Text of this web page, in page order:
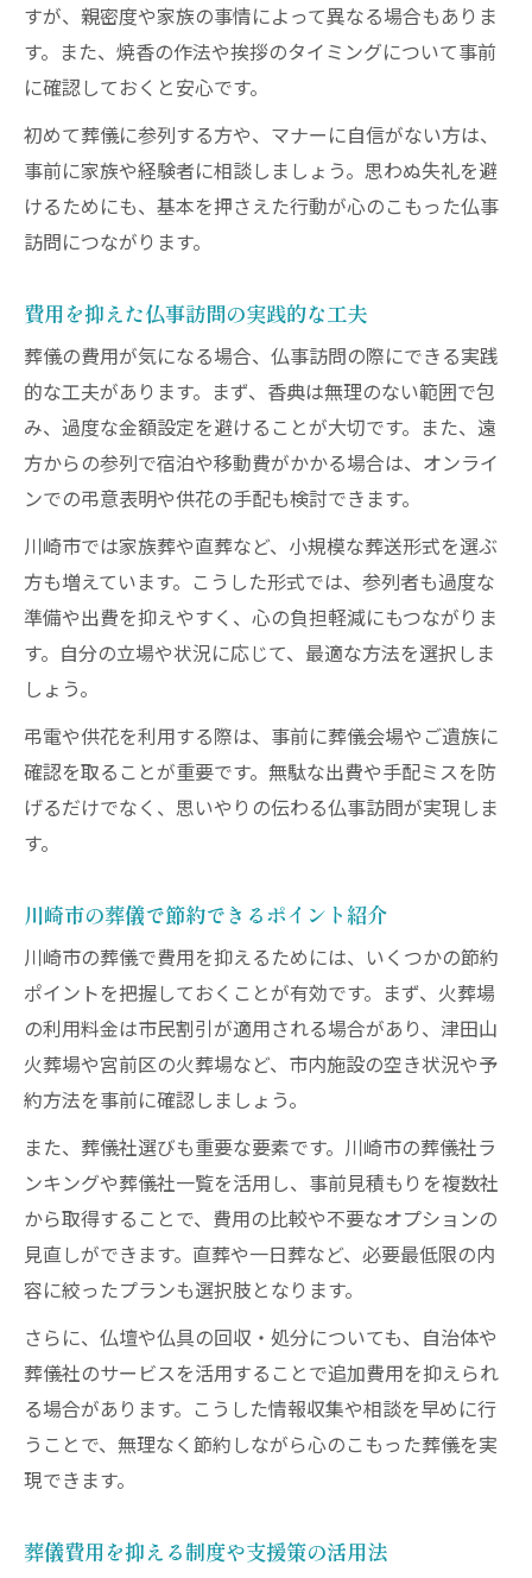
すが、親密度や家族の事情によって異なる場合もありま
す。また、焼香の作法や挨拶のタイミングについて事前
に確認しておくと安心です。
初めて葬儀に参列する方や、マナーに自信がない方は、
事前に家族や経験者に相談しましょう。思わぬ失礼を避
けるためにも、基本を押さえた行動が心のこもった仏事
訪問につながります。
費用を抑えた仏事訪問の実践的な工夫
葬儀の費用が気になる場合、仏事訪問の際にできる実践
的な工夫があります。まず、香典は無理のない範囲で包
み、過度な金額設定を避けることが大切です。また、遠
方からの参列で宿泊や移動費がかかる場合は、オンライ
ンでの弔意表明や供花の手配も検討できます。
川崎市では家族葬や直葬など、小規模な葬送形式を選ぶ
方も増えています。こうした形式では、参列者も過度な
準備や出費を抑えやすく、心の負担軽減にもつながりま
す。自分の立場や状況に応じて、最適な方法を選択しま
しょう。
弔電や供花を利用する際は、事前に葬儀会場やご遺族に
確認を取ることが重要です。無駄な出費や手配ミスを防
げるだけでなく、思いやりの伝わる仏事訪問が実現しま
す。
川崎市の葬儀で節約できるポイント紹介
川崎市の葬儀で費用を抑えるためには、いくつかの節約
ポイントを把握しておくことが有効です。まず、火葬場
の利用料金は市民割引が適用される場合があり、津田山
火葬場や宮前区の火葬場など、市内施設の空き状況や予
約方法を事前に確認しましょう。
また、葬儀社選びも重要な要素です。川崎市の葬儀社ラ
ンキングや葬儀社一覧を活用し、事前見積もりを複数社
から取得することで、費用の比較や不要なオプションの
見直しができます。直葬や一日葬など、必要最低限の内
容に絞ったプランも選択肢となります。
さらに、仏壇や仏具の回収・処分についても、自治体や
葬儀社のサービスを活用することで追加費用を抑えられ
る場合があります。こうした情報収集や相談を早めに行
うことで、無理なく節約しながら心のこもった葬儀を実
現できます。
葬儀費用を抑える制度や支援策の活用法